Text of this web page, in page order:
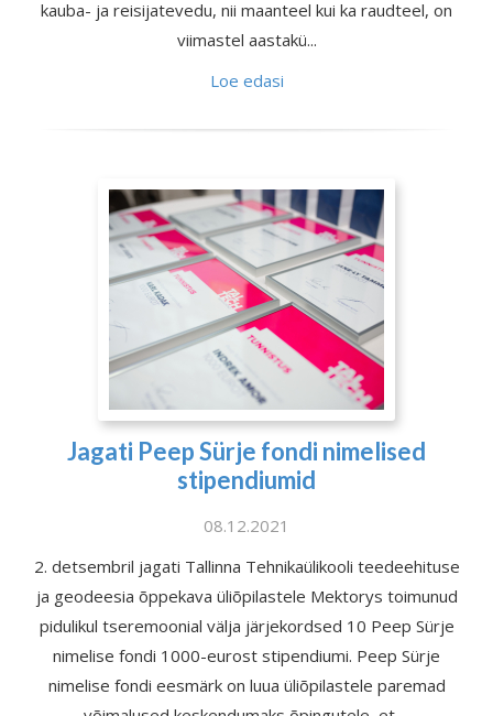
kauba- ja reisijatevedu, nii maanteel kui ka raudteel, on
viimastel aastakü...
Loe edasi
Jagati Peep Sürje fondi nimelised
stipendiumid
08.12.2021
2. detsembril jagati Tallinna Tehnikaülikooli teedeehituse
ja geodeesia õppekava üliõpilastele Mektorys toimunud
pidulikul tseremoonial välja järjekordsed 10 Peep Sürje
nimelise fondi 1000-eurost stipendiumi. Peep Sürje
nimelise fondi eesmärk on luua üliõpilastele paremad